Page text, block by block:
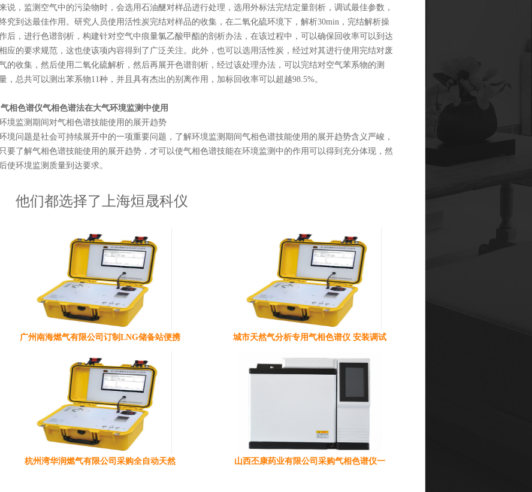
说，监测空气中的污染物时，会选用石油醚对样品进行处理，选用外标法完结定量剖析，调试最佳参数，
究到达最佳作用。研究人员使用活性炭完结对样品的收集，在二氧化硫环境下，解析30min，完结解析操
后，进行色谱剖析，构建针对空气中痕量氯乙酸甲酯的剖析办法，在该过程中，可以确保回收率可以到达
应的要求规范，这也使该项内容得到了广泛关注。此外，也可以选用活性炭，经过对其进行使用完结对废
的收集，然后使用二氧化硫解析，然后再展开色谱剖析，经过该处理办法，可以完结对空气苯系物的测
，总共可以测出苯系物11种，并且具有杰出的别离作用，加标回收率可以超越98.5%。
气相色谱仪气相色谱法在大气环境监测中使用
境监测期间对气相色谱技能使用的展开趋势
境问题是社会可持续展开中的一项重要问题，了解环境监测期间气相色谱技能使用的展开趋势含义严峻，
只要了解气相色谱技能使用的展开趋势，才可以使气相色谱技能在环境监测中的作用可以得到充分体现，然
后使环境监测质量到达要求。
他们都选择了上海烜晟科仪
广州南海燃气有限公司订制LNG储备站便携 城市天然气分析专用气相色谱仪 安装调试
杭州湾华润燃气有限公司采购全自动天然 山西丕康药业有限公司采购气相色谱仪一